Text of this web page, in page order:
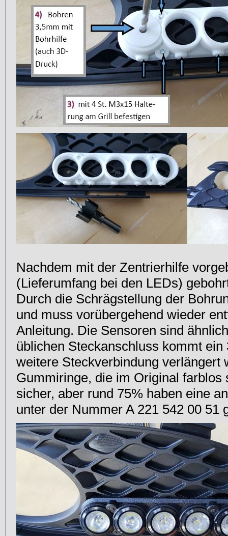
Nachdem mit der Zentrierhilfe
(Lieferumfang bei den LEDs)
Durch die Schrägstellung der
und muss vorübergehend wieder
Anleitung. Die Sensoren sind
üblichen Steckanschluss kommt
weitere Steckverbindung
Gummiringe, die im Original
sicher, aber rund 75% haben eine
unter der Nummer A 221 542 00 51